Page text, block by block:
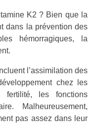
K2 ? Bien que la
dans la prévention des
hémorragiques, la
l’assimilation des
chez les
les fonctions
Malheureusement,
pas assez dans leur